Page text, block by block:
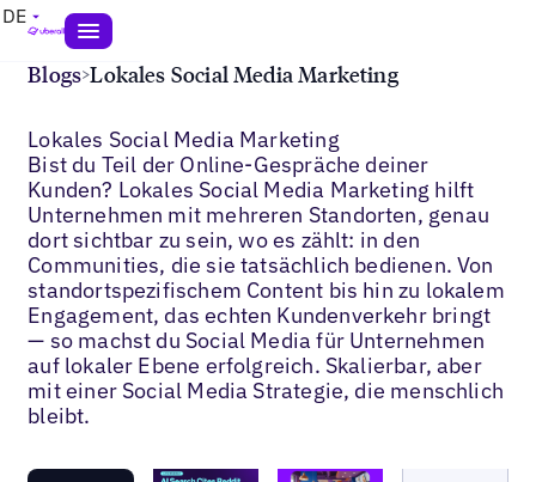
DE
Blogs>Lokales Social Media Marketing
Lokales Social Media Marketing
Bist du Teil der Online-Gespräche deiner
Kunden? Lokales Social Media Marketing hilft
Unternehmen mit mehreren Standorten, genau
dort sichtbar zu sein, wo es zählt: in den
Communities, die sie tatsächlich bedienen. Von
standortspezifischem Content bis hin zu lokalem
Engagement, das echten Kundenverkehr bringt
— so machst du Social Media für Unternehmen
auf lokaler Ebene erfolgreich. Skalierbar, aber
mit einer Social Media Strategie, die menschlich
bleibt.